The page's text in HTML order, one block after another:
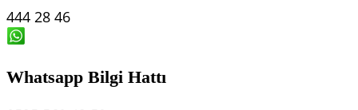
444 28 46
Whatsapp Bilgi Hattı